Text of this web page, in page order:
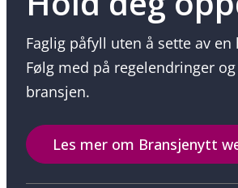
Faglig påfyll uten å sette av en
Følg med på regelendringer
bransjen.
Les mer om Bransjenytt